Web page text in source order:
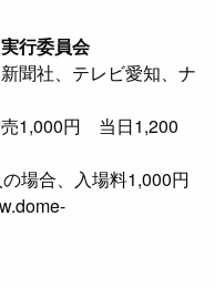
行委員会
聞社、テレビ愛知、ナ
売1,000円 当日1,200
場合、入場料1,000円